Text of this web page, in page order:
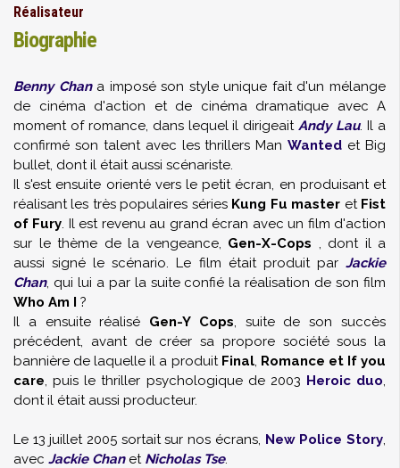
Réalisateur
Biographie
Benny Chana imposé son style unique fait d'un mélange
de cinéma d'action et de cinéma dramatique avec A
moment of romance, dans lequel il dirigeaitAndy Lau. Il a
confirmé son talent avec les thrillers ManWanted et Big
bullet, dont il était aussi scénariste.
Il s'est ensuite orienté vers le petit écran, en produisant et
réalisant les très populaires séries Kung Fu master et Fist
of Fury. Il est revenu au grand écran avec un film d'action
sur le thème de la vengeance, Gen-X-Cops , dont il a
aussi signé le scénario. Le film était produit par Jackie
Chan, qui lui a par la suite confié la réalisation de son film
Who Am I ?
Il a ensuite réalisé Gen-Y Cops, suite de son succès
précédent, avant de créer sa propore société sous la
bannière de laquelle il a produit Final, Romance et If you
care, puis le thriller psychologique de 2003 Heroic duo,
dont il était aussi producteur.
Le 13 juillet 2005 sortait sur nos écrans, New Police Story,
avec Jackie Chanet Nicholas Tse.